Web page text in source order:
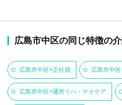
広島市中区の同じ特徴の
広島市中区×正社員 広島市中
広島市中区×通所リハ・デイケア